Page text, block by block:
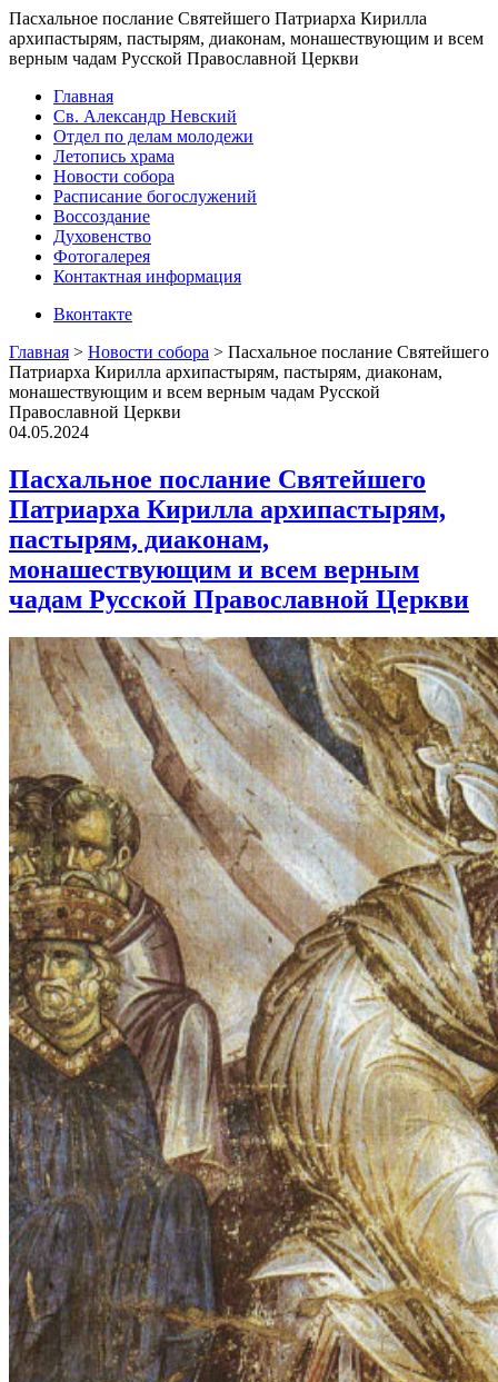
Пасхальное послание Святейшего Патриарха Кирилла
архипастырям, пастырям, диаконам, монашествующим и всем
верным чадам Русской Православной Церкви
Главная
Св. Александр Невский
Отдел по делам молодежи
Летопись храма
Новости собора
Расписание богослужений
Воссоздание
Духовенство
Фотогалерея
Контактная информация
Вконтакте
Главная > Новости собора > Пасхальное послание Святейшего
Патриарха Кирилла архипастырям, пастырям, диаконам,
монашествующим и всем верным чадам Русской
Православной Церкви
04.05.2024
Пасхальное послание Святейшего
Патриарха Кирилла архипастырям,
пастырям, диаконам,
монашествующим и всем верным
чадам Русской Православной Церкви